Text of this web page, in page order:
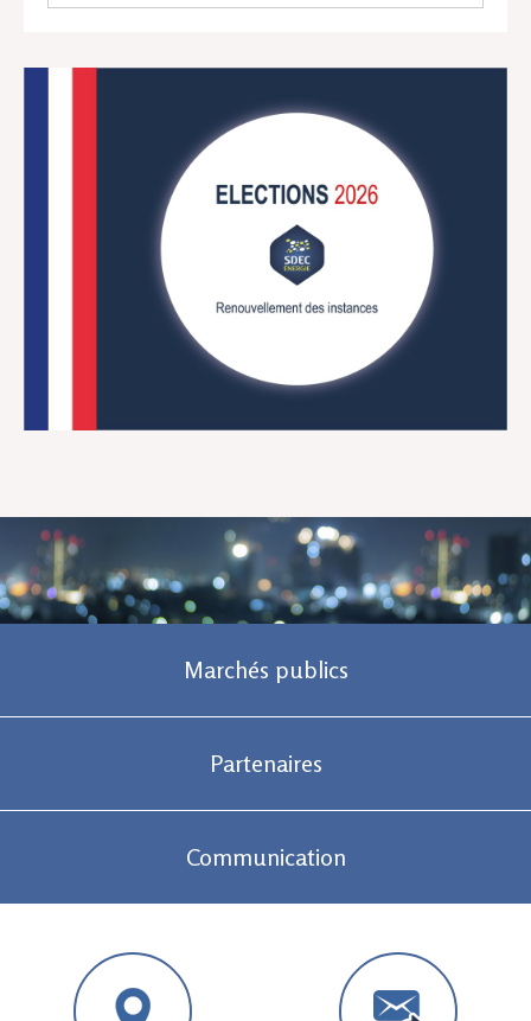
Marchés publics
Partenaires
Communication